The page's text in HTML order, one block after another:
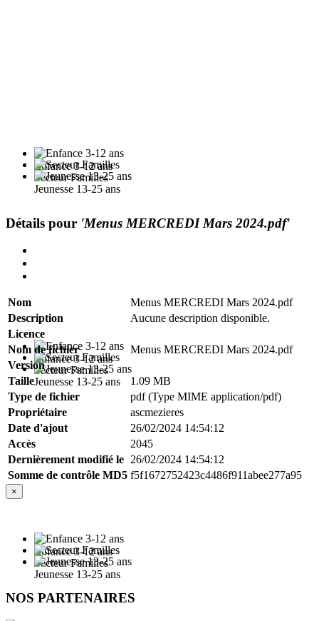
Enfance 3-12 ans
Enfance 3-12 ans
Enfance 3-12 ans
Secteur Familles
Secteur Familles
Secteur Familles
Jeunesse 13-25 ans
Jeunesse 13-25 ans
Jeunesse 13-25 ans
Détails pour 'Menus MERCREDI Mars 2024.pdf'
Nom
Menus MERCREDI Mars 2024.pdf
Description
Aucune description disponible.
Licence
Nom de fichier
Menus MERCREDI Mars 2024.pdf
Version
Taille
1.09 MB
Type de fichier
pdf (Type MIME application/pdf)
Propriétaire
ascmezieres
Date d'ajout
26/02/2024 14:54:12
Accès
2045
Dernièrement modifié le 26/02/2024 14:54:12
Somme de contrôle MD5 f5f1672752423c4486f911abee277a95
×
NOS PARTENAIRES